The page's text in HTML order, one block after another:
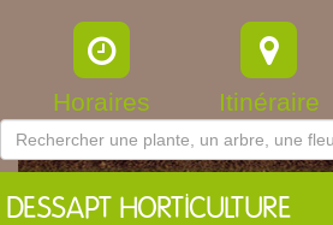
Horaires Itinéraire
DESSAPT HORTICULTURE